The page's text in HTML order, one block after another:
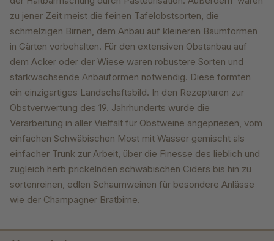
zu jener Zeit meist die feinen Tafelobstsorten, die
schmelzigen Birnen, dem Anbau auf kleineren Baumformen
in Gärten vorbehalten. Für den extensiven Obstanbau auf
dem Acker oder der Wiese waren robustere Sorten und
starkwachsende Anbauformen notwendig. Diese formten
ein einzigartiges Landschaftsbild. In den Rezepturen zur
Obstverwertung des 19. Jahrhunderts wurde die
Verarbeitung in aller Vielfalt für Obstweine angepriesen, vom
einfachen Schwäbischen Most mit Wasser gemischt als
einfacher Trunk zur Arbeit, über die Finesse des lieblich und
zugleich herb prickelnden schwäbischen Ciders bis hin zu
sortenreinen, edlen Schaumweinen für besondere Anlässe
wie der Champagner Bratbirne.